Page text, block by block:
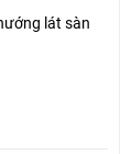
lát sàn